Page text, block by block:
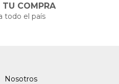
TU COMPRA
todo el país
Nosotros